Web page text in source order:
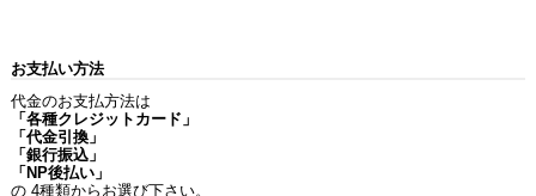
お支払い方法
代金のお支払方法は
「各種クレジットカード」
「代金引換」
「銀行振込」
「NP後払い」
の 4種類からお選び下さい。